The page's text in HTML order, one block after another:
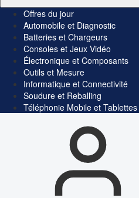
Offres du jour
Automobile et Diagnostic
Batteries et Chargeurs
Consoles et Jeux Vidéo
Électronique et Composants
Outils et Mesure
Informatique et Connectivité
Soudure et Reballing
Téléphonie Mobile et Tablettes